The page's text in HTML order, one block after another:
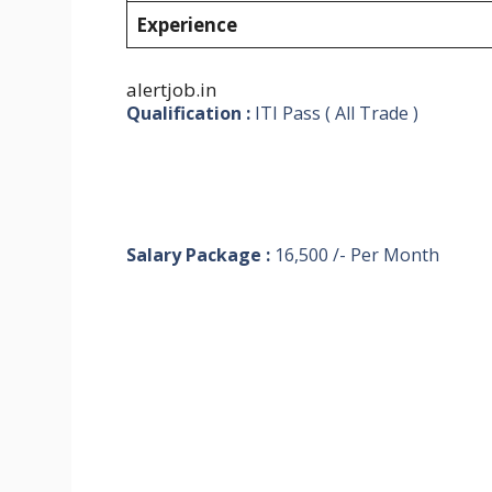
Experience
alertjob.in
Qualification :ITI Pass ( All Trade )
Salary Package :16,500 /- Per Month